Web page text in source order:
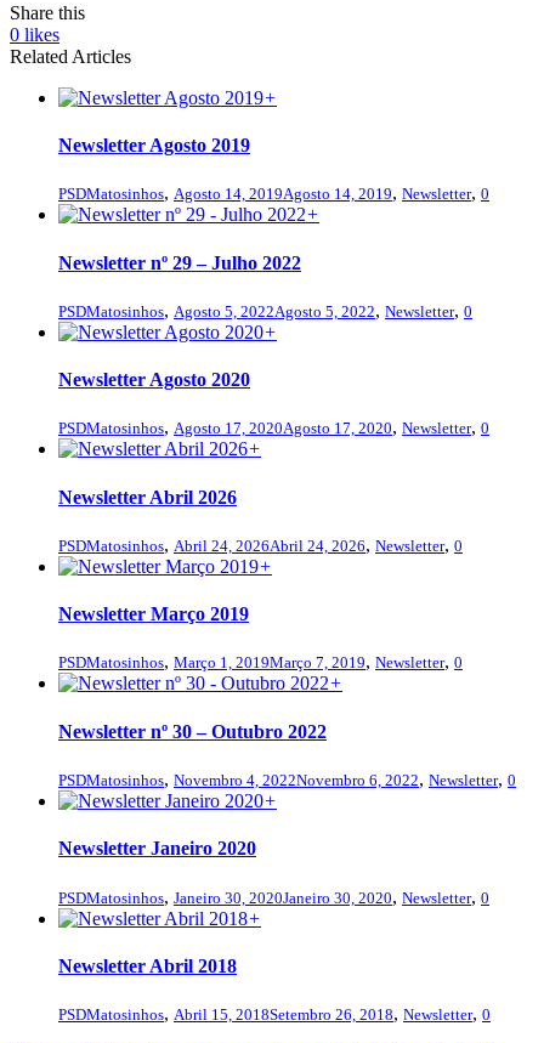
Share this
0 likes
Related Articles
+
Newsletter Agosto 2019
PSDMatosinhos, Agosto 14, 2019Agosto 14, 2019, Newsletter, 0
+
Newsletter nº 29 – Julho 2022
PSDMatosinhos, Agosto 5, 2022Agosto 5, 2022, Newsletter, 0
+
Newsletter Agosto 2020
PSDMatosinhos, Agosto 17, 2020Agosto 17, 2020, Newsletter, 0
+
Newsletter Abril 2026
PSDMatosinhos, Abril 24, 2026Abril 24, 2026, Newsletter, 0
+
Newsletter Março 2019
PSDMatosinhos, Março 1, 2019Março 7, 2019, Newsletter, 0
+
Newsletter nº 30 – Outubro 2022
PSDMatosinhos, Novembro 4, 2022Novembro 6, 2022, Newsletter, 0
+
Newsletter Janeiro 2020
PSDMatosinhos, Janeiro 30, 2020Janeiro 30, 2020, Newsletter, 0
+
Newsletter Abril 2018
PSDMatosinhos, Abril 15, 2018Setembro 26, 2018, Newsletter, 0